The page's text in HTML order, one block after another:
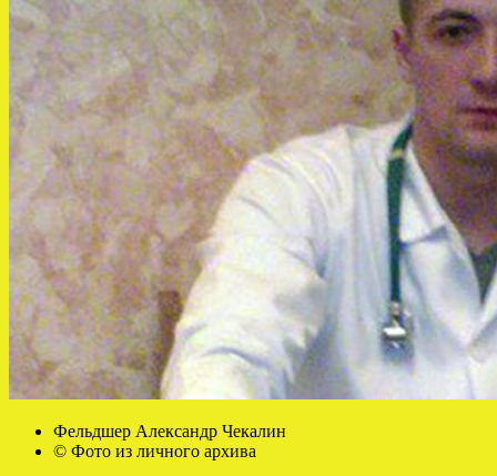
Фельдшер Александр Чекалин
© Фото из личного архива